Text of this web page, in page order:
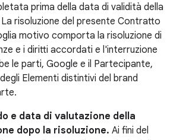
prima della data di validità della
risoluzione del presente Contratto
motivo comporta la risoluzione di
e i diritti accordati e l'interruzione
le parti, Google e il Partecipante,
Elementi distintivi del brand
e data di valutazione della
dopo la risoluzione. Ai fini del